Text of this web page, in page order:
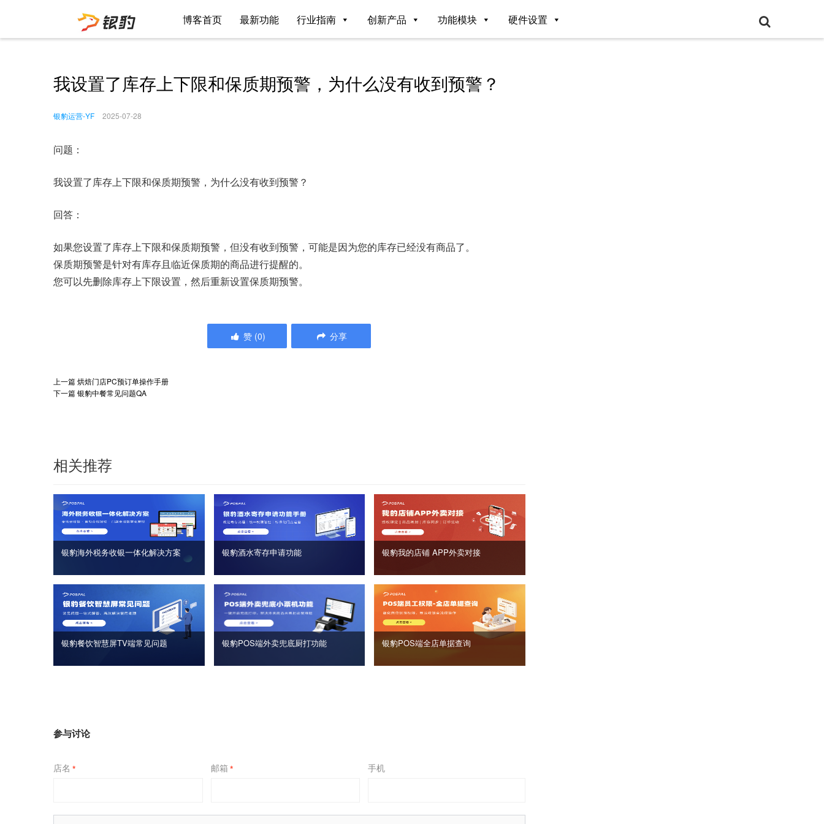
博客首页 最新功能 行业指南 创新产品 功能模块 硬件设置
我设置了库存上下限和保质期预警，为什么没有收到预警？
银豹运营-YF 2025-07-28
问题：
我设置了库存上下限和保质期预警，为什么没有收到预警？
回答：
如果您设置了库存上下限和保质期预警，但没有收到预警，可能是因为您的库存已经没有商品了。
保质期预警是针对有库存且临近保质期的商品进行提醒的。
您可以先删除库存上下限设置，然后重新设置保质期预警。
赞 (0) 分享
上一篇烘焙门店PC预订单操作手册
下一篇银豹中餐常见问题QA
相关推荐
银豹海外税务收银一体化解决方案 银豹酒水寄存申请功能 银豹我的店铺 APP外卖对接
银豹餐饮智慧屏TV端常见问题 银豹POS端外卖兜底厨打功能 银豹POS端全店单据查询
参与讨论
店名 * 邮箱 * 手机